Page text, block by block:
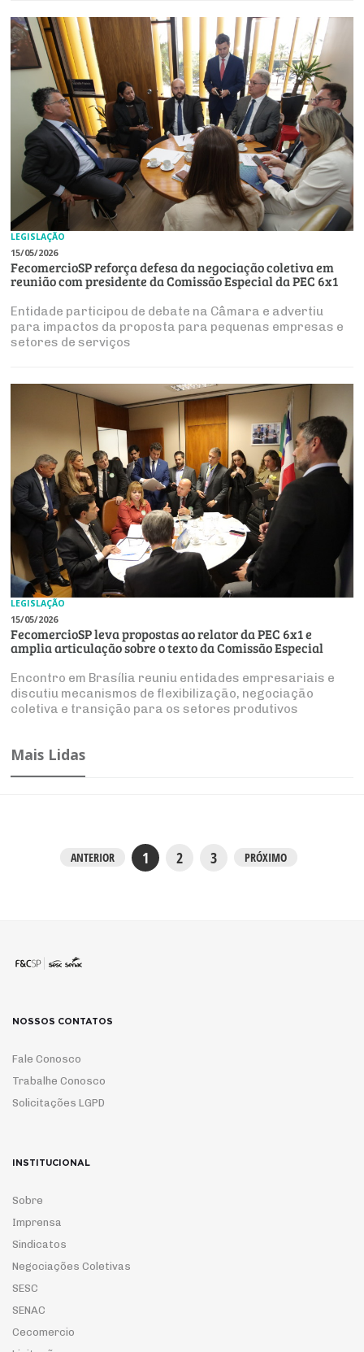
LEGISLAÇÃO
15/05/2026
FecomercioSP reforça defesa da negociação coletiva em
reunião com presidente da Comissão Especial da PEC 6x1
Entidade participou de debate na Câmara e advertiu
para impactos da proposta para pequenas empresas e
setores de serviços
LEGISLAÇÃO
15/05/2026
FecomercioSP leva propostas ao relator da PEC 6x1 e
amplia articulação sobre o texto da Comissão Especial
Encontro em Brasília reuniu entidades empresariais e
discutiu mecanismos de flexibilização, negociação
coletiva e transição para os setores produtivos
Mais Lidas
ANTERIOR 1 2 3 PRÓXIMO
NOSSOS CONTATOS
Fale Conosco
Trabalhe Conosco
Solicitações LGPD
INSTITUCIONAL
Sobre
Imprensa
Sindicatos
Negociações Coletivas
SESC
SENAC
Cecomercio